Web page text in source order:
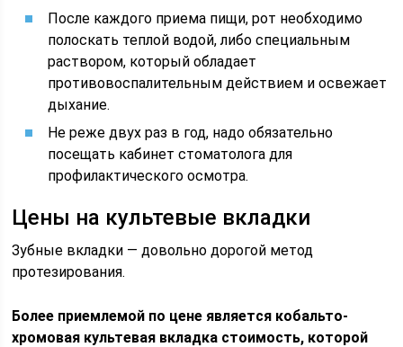
После каждого приема пищи, рот необходимо
полоскать теплой водой, либо специальным
раствором, который обладает
противовоспалительным действием и освежает
дыхание.
Не реже двух раз в год, надо обязательно
посещать кабинет стоматолога для
профилактического осмотра.
Цены на культевые вкладки
Зубные вкладки — довольно дорогой метод
протезирования.
Более приемлемой по цене является кобальто-
хромовая культевая вкладка стоимость, которой